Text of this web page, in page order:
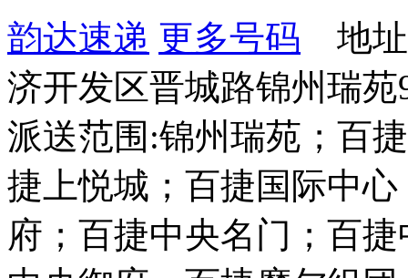
韵达速递 更多号码 地址
济开发区晋城路锦州瑞苑
派送范围:锦州瑞苑；百
捷上悦城；百捷国际中
府；百捷中央名门；百